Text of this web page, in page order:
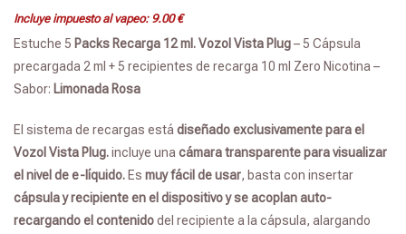
Incluye impuesto al vapeo: 9.00€
Estuche 5 Packs Recarga 12 ml. Vozol Vista Plug– 5 Cápsula
precargada 2 ml + 5 recipientes de recarga 10 ml Zero Nicotina –
Sabor: Limonada Rosa
El sistema de recargas está diseñado exclusivamente para el
Vozol Vista Plug.incluye una cámara transparente para visualizar
el nivel de e-líquido. Es muy fácil de usar, basta con insertar
cápsula y recipiente en el dispositivo y se acoplan auto-
recargando el contenidodel recipiente a la cápsula, alargando